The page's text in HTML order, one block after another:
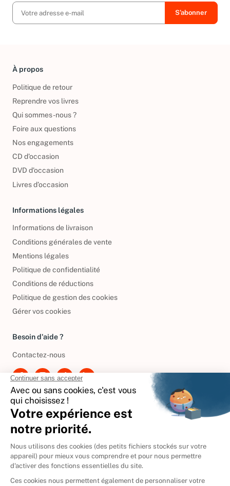
À propos
Politique de retour
Reprendre vos livres
Qui sommes-nous ?
Foire aux questions
Nos engagements
CD d'occasion
DVD d'occasion
Livres d’occasion
Informations légales
Informations de livraison
Conditions générales de vente
Mentions légales
Politique de confidentialité
Conditions de réductions
Politique de gestion des cookies
Gérer vos cookies
Besoin d'aide ?
Contactez-nous
International
🇪🇸Espagne
🇩🇪Allemagne
🇮🇹 Italie